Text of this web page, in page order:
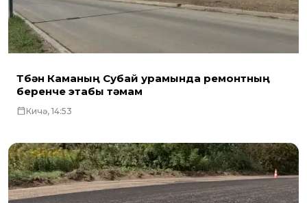
Түбән Каманың Субай урамында ремонтның
беренче этабы тәмам
Кичә, 14:53